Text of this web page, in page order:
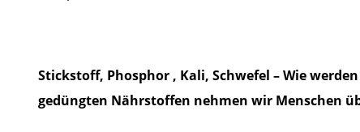
Stickstoff, Phosphor , Kali, Schwefel – Wie
gedüngten Nährstoffen nehmen wir Menschen